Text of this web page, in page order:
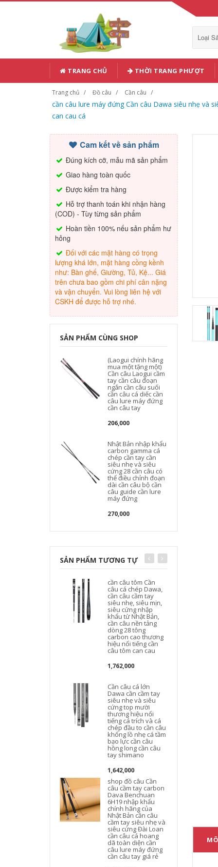
Loại
TRANG CHỦ THỜI TRANG PHƯỢT
Trang chủ Đồ câu Cần câu
cần câu lure máy đứng Cần câu Dawa siêu nhẹ và
can cau cá
Cam kết về sản phẩm
Đúng kích cỡ, mẫu mã sản phẩm
Giao hàng toàn quốc
Được kiểm tra hàng
Hỗ trợ thanh toán khi nhận hàng
(COD) - Tùy từng sản phẩm
Hoàn tiền 100% nếu sản phẩm hư
hỏng
Đối với các mặt hàng có trọng
lượng khá lớn, mặt hàng cồng kềnh
như: Bàn ghế, Giường, Tủ, Kệ... Giá
trên chưa bao gồm chi phí cân nặng
và vận chuyển. Vui lòng liên hệ với
CSKH để được hỗ trợ nhé.
SẢN PHẨM CÙNG SHOP
(Laogui chính hãng
mua một tặng một)
Cần câu Laogui cầm
tay cần câu đoạn
ngắn cần câu suối
cần câu cá diếc cần
câu lure máy đứng
cần câu tay
206,000
Nhật Bản nhập khẩu
carbon gamma cá
chép cần tay cần
siêu nhẹ và siêu
cứng 28 cần câu có
thể điều chỉnh đoạn
dài cần câu bộ cần
câu guide cần lure
máy đứng
270,000
SẢN PHẨM TƯƠNG TỰ
cần câu tôm Cần
câu cá chép Dawa,
cần câu cầm tay
siêu nhẹ, siêu mịn,
siêu cứng nhập
khẩu từ Nhật Bản,
cần câu nền tảng
dòng 28 tông
carbon cao thương
hiệu nổi tiếng cần
câu tôm can cau
1,762,000
Cần câu cá lớn
Dawa cần cầm tay
siêu nhẹ và siêu
cứng top mười
thương hiệu nổi
tiếng cá trích và cá
chép đầu to cần câu
khổng lồ nhẹ cá tầm
bạo lực cần câu
hồng long cần câu
tay shimano
1,642,000
shop đồ câu Cần
câu cầm tay carbon
Dava Benchuan
6H19 nhập khẩu
chính hãng của
Nhật Bản cần câu
cầm tay siêu nhẹ và
siêu cứng Đài Loan
cần câu cá hoang
dã toàn diện cần
câu lure máy đứng
cần câu tay giá rẻ